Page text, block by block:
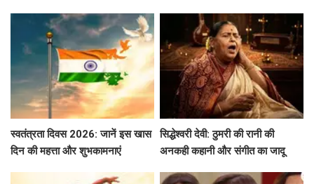
स्वतंत्रता दिवस 2026: जानें इस खास
दिन की महत्ता और शुभकामनाएं
सिद्धेश्वरी देवी: ठुमरी की रानी की
अनकही कहानी और संगीत का जादू